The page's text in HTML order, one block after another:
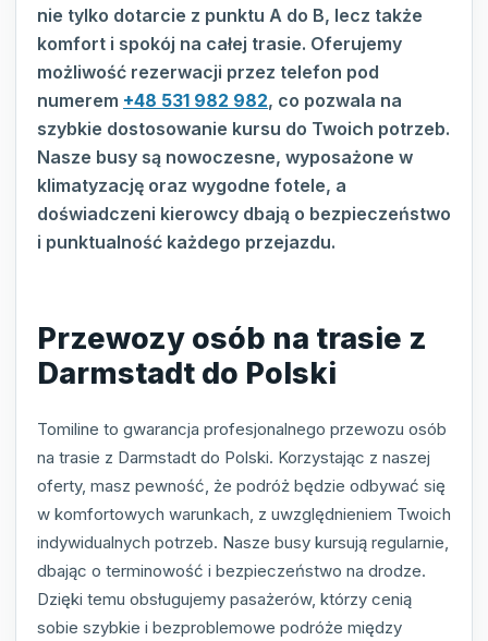
nie tylko dotarcie z punktu A do B, lecz także
komfort i spokój na całej trasie. Oferujemy
możliwość rezerwacji przez telefon pod
numerem +48 531 982 982, co pozwala na
szybkie dostosowanie kursu do Twoich potrzeb.
Nasze busy są nowoczesne, wyposażone w
klimatyzację oraz wygodne fotele, a
doświadczeni kierowcy dbają o bezpieczeństwo
i punktualność każdego przejazdu.
Przewozy osób na trasie z
Darmstadt do Polski
Tomiline to gwarancja profesjonalnego przewozu osób
na trasie z Darmstadt do Polski. Korzystając z naszej
oferty, masz pewność, że podróż będzie odbywać się
w komfortowych warunkach, z uwzględnieniem Twoich
indywidualnych potrzeb. Nasze busy kursują regularnie,
dbając o terminowość i bezpieczeństwo na drodze.
Dzięki temu obsługujemy pasażerów, którzy cenią
sobie szybkie i bezproblemowe podróże między